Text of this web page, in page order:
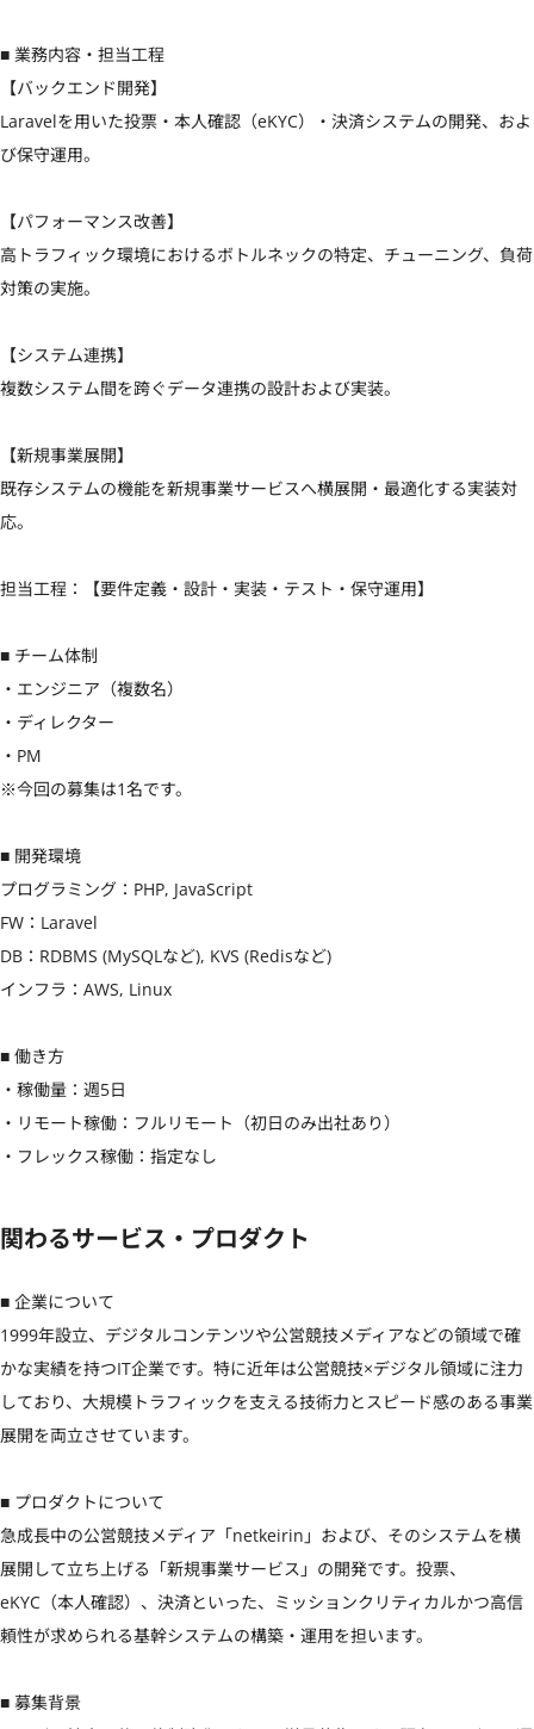
■ 業務内容・担当工程
【バックエンド開発】
Laravelを用いた投票・本人確認（eKYC）・決済システムの開発、およ
び保守運用。
【パフォーマンス改善】
高トラフィック環境におけるボトルネックの特定、チューニング、負荷
対策の実施。
【システム連携】
複数システム間を跨ぐデータ連携の設計および実装。
【新規事業展開】
既存システムの機能を新規事業サービスへ横展開・最適化する実装対
応。
担当工程：【要件定義・設計・実装・テスト・保守運用】
■ チーム体制
・エンジニア（複数名）
・ディレクター
・PM
※今回の募集は1名です。
■ 開発環境
プログラミング：PHP, JavaScript
FW：Laravel
DB：RDBMS (MySQLなど), KVS (Redisなど)
インフラ：AWS, Linux
■ 働き方
・稼働量：週5日
・リモート稼働：フルリモート（初日のみ出社あり）
・フレックス稼働：指定なし
関わるサービス・プロダクト
■ 企業について
1999年設立、デジタルコンテンツや公営競技メディアなどの領域で確
かな実績を持つIT企業です。特に近年は公営競技×デジタル領域に注力
しており、大規模トラフィックを支える技術力とスピード感のある事業
展開を両立させています。
■ プロダクトについて
急成長中の公営競技メディア「netkeirin」および、そのシステムを横
展開して立ち上げる「新規事業サービス」の開発です。投票、
eKYC（本人確認）、決済といった、ミッションクリティカルかつ高信
頼性が求められる基幹システムの構築・運用を担います。
■ 募集背景